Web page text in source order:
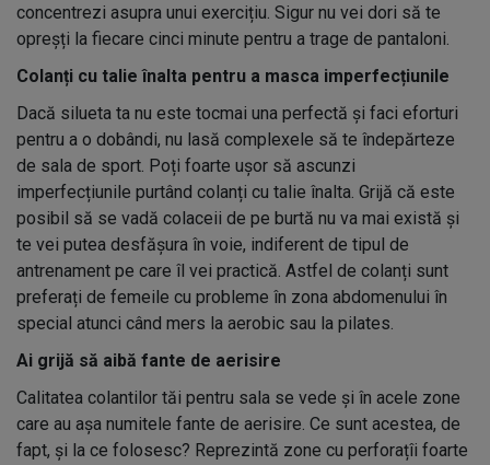
concentrezi asupra unui exercițiu. Sigur nu vei dori să te
opreșți la fiecare cinci minute pentru a trage de pantaloni.
Colanți cu talie înalta pentru a masca imperfecțiunile
Dacă silueta ta nu este tocmai una perfectă și faci eforturi
pentru a o dobândi, nu lasă complexele să te îndepărteze
de sala de sport. Poți foarte ușor să ascunzi
imperfecțiunile purtând colanți cu talie înalta. Grijă că este
posibil să se vadă colaceii de pe burtă nu va mai există și
te vei putea desfășura în voie, indiferent de tipul de
antrenament pe care îl vei practică. Astfel de colanți sunt
preferați de femeile cu probleme în zona abdomenului în
special atunci când mers la aerobic sau la pilates.
Ai grijă să aibă fante de aerisire
Calitatea colantilor tăi pentru sala se vede și în acele zone
care au așa numitele fante de aerisire. Ce sunt acestea, de
fapt, și la ce folosesc? Reprezintă zone cu perforațîi foarte